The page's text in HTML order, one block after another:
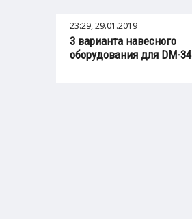
23:29, 29.01.2019
3 варианта навесного
оборудования для DM-34